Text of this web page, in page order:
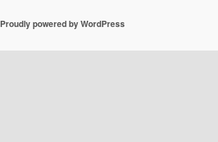
Proudly powered by WordPress